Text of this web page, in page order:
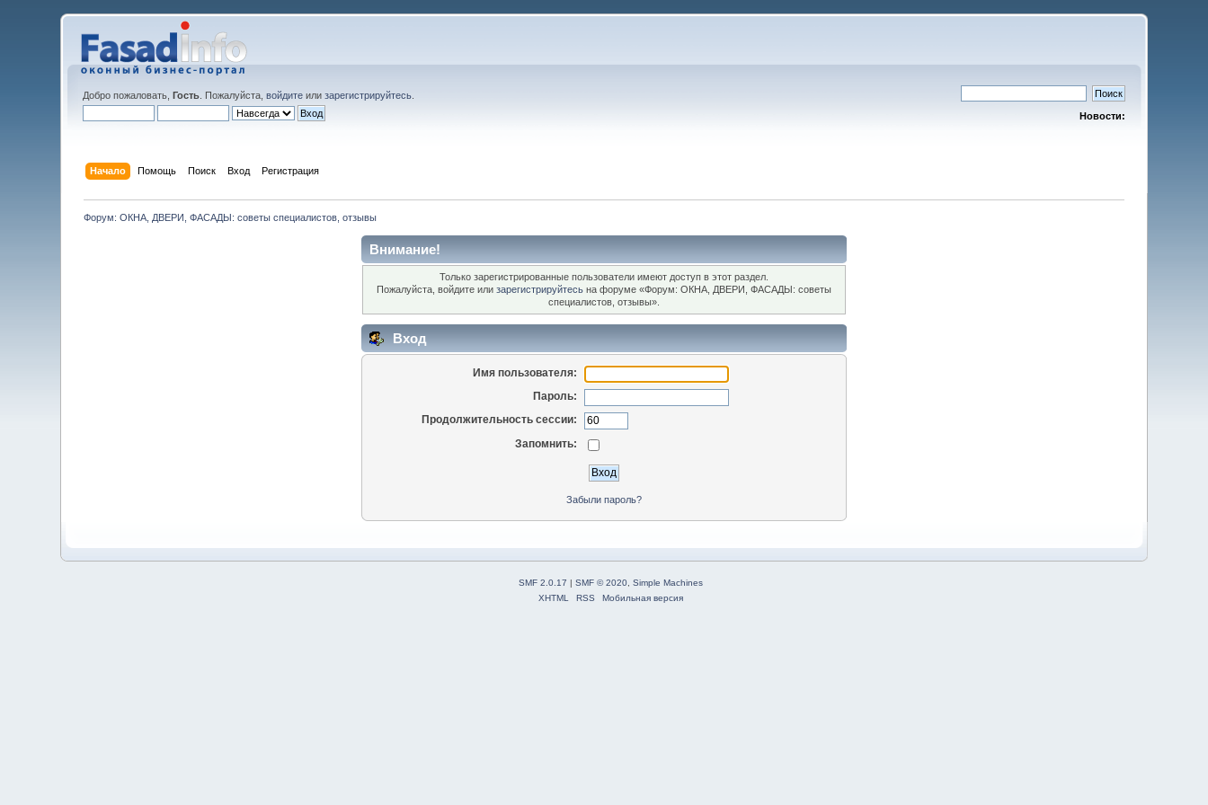
Добро пожаловать,Гость . Пожалуйста,войдите илизарегистрируйтесь
Новости:
Начало Помощь Поиск Вход Регистрация
Форум: ОКНА, ДВЕРИ, ФАСАДЫ: советы специалистов, отзывы
Внимание!
Только зарегистрированные пользователи имеют доступ в этот раздел.
Пожалуйста, войдите или зарегистрируйтесь на форуме «Форум: ОКНА, ДВЕРИ, ФАСАДЫ: советы
специалистов, отзывы».
Вход
Имя пользователя:
Пароль:
Продолжительность сессии:
Запомнить:
Забыли пароль?
SMF 2.0.17 | SMF © 2020 Simple Machines
XHTML
RSS Мобильная версия